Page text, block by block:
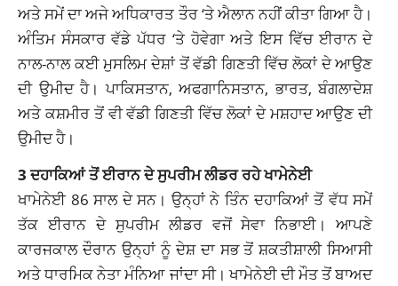
ਅਤੇ ਸਮੇਂ ਦਾ ਅਜੇ ਅਧਿਕਾਰਤ ਤੌਰ ‘ਤੇ ਐਲਾਨ ਨਹੀਂ ਕੀਤਾ ਗਿਆ ਹੈ।
ਅੰਤਿਮ ਸੰਸਕਾਰ ਵੱਡੇ ਪੱਧਰ ‘ਤੇ ਹੋਵੇਗਾ ਅਤੇ ਇਸ ਵਿੱਚ ਈਰਾਨ ਦੇ
ਨਾਲ-ਨਾਲ ਕਈ ਮੁਸਲਿਮ ਦੇਸ਼ਾਂ ਤੋਂ ਵੱਡੀ ਗਿਣਤੀ ਵਿੱਚ ਲੋਕਾਂ ਦੇ ਆਉਣ
ਦੀ ਉਮੀਦ ਹੈ। ਪਾਕਿਸਤਾਨ, ਅਫਗਾਨਿਸਤਾਨ, ਭਾਰਤ, ਬੰਗਲਾਦੇਸ਼
ਅਤੇ ਕਸ਼ਮੀਰ ਤੋਂ ਵੀ ਵੱਡੀ ਗਿਣਤੀ ਵਿੱਚ ਲੋਕਾਂ ਦੇ ਮਸ਼ਹਾਦ ਆਉਣ ਦੀ
ਉਮੀਦ ਹੈ।
3 ਦਹਾਕਿਆਂ ਤੋਂ ਈਰਾਨ ਦੇ ਸੁਪਰੀਮ ਲੀਡਰ ਰਹੇ ਖਾਮੇਨੇਈ
ਖਾਮੇਨੇਈ 86 ਸਾਲ ਦੇ ਸਨ। ਉਨ੍ਹਾਂ ਨੇ ਤਿੰਨ ਦਹਾਕਿਆਂ ਤੋਂ ਵੱਧ ਸਮੇਂ
ਤੱਕ ਈਰਾਨ ਦੇ ਸੁਪਰੀਮ ਲੀਡਰ ਵਜੋਂ ਸੇਵਾ ਨਿਭਾਈ। ਆਪਣੇ
ਕਾਰਜਕਾਲ ਦੌਰਾਨ ਉਨ੍ਹਾਂ ਨੂੰ ਦੇਸ਼ ਦਾ ਸਭ ਤੋਂ ਸ਼ਕਤੀਸ਼ਾਲੀ ਸਿਆਸੀ
ਅਤੇ ਧਾਰਮਿਕ ਨੇਤਾ ਮੰਨਿਆ ਜਾਂਦਾ ਸੀ। ਖਾਮੇਨੇਈ ਦੀ ਮੌਤ ਤੋਂ ਬਾਅਦ